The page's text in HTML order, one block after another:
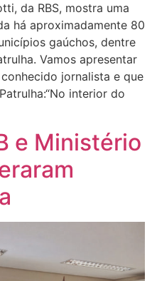
da RBS, mostra uma
há aproximadamente 80
gaúchos, dentre
Vamos apresentar
jornalista e que
interior do
e Ministério